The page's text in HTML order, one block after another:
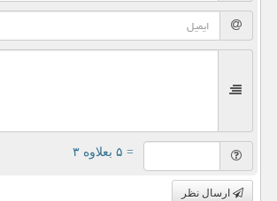
= ۵ بعلاوه ۳
ارسال نظر